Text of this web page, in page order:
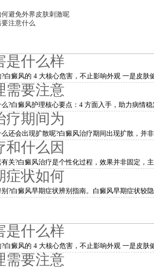
避免外界皮肤刺激呢
注意什么
是什么样
白癜风的 4 大核心危害，不止影响外观 一是皮肤
需要注意
?白癜风护理核心要点：4 方面入手，助力病情稳
疗期间为
还会出现扩散呢?白癜风治疗期间出现扩散，并
和什么因
关?白癜风治疗是个性化过程，效果并非固定，
症状如何
?白癜风早期症状辨别指南。白癜风早期症状较
是什么样
白癜风的 4 大核心危害，不止影响外观 一是皮肤
需要注意